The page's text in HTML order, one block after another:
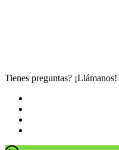
Tienes preguntas? ¡Llámanos!